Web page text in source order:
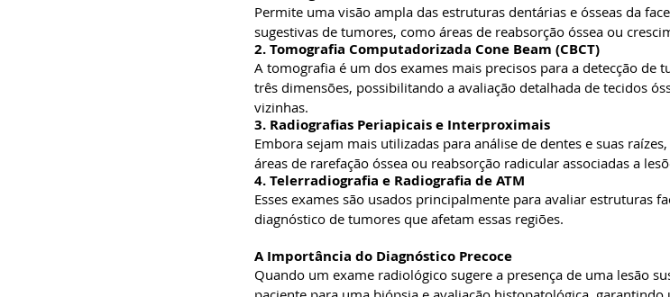
Permite uma visão ampla das estruturas dentárias e ósseas da
sugestivas de tumores, como áreas de reabsorção óssea ou
2. Tomografia Computadorizada Cone Beam (CBCT)
A tomografia é um dos exames mais precisos para a detecção de
três dimensões, possibilitando a avaliação detalhada de tecidos
vizinhas.
3. Radiografias Periapicais e Interproximais
Embora sejam mais utilizadas para análise de dentes e suas
áreas de rarefação óssea ou reabsorção radicular associadas a
4. Telerradiografia e Radiografia de ATM
Esses exames são usados principalmente para avaliar estruturas
diagnóstico de tumores que afetam essas regiões.
A Importância do Diagnóstico Precoce
Quando um exame radiológico sugere a presença de uma lesão